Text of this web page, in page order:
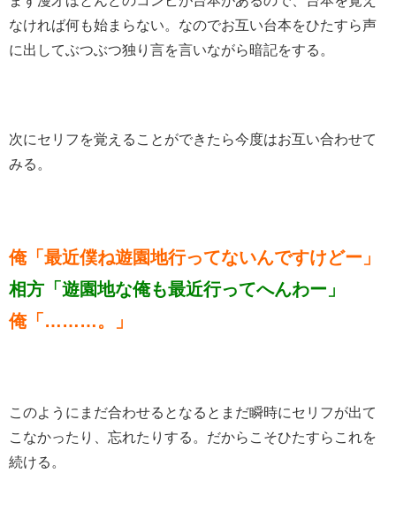
なければ何も始まらない。なのでお互い台本をひたすら声
に出してぶつぶつ独り言を言いながら暗記をする。
次にセリフを覚えることができたら今度はお互い合わせて
みる。
俺「最近僕ね遊園地行ってないんですけどー」
相方「遊園地な俺も最近行ってへんわー」
俺「………。」
このようにまだ合わせるとなるとまだ瞬時にセリフが出て
こなかったり、忘れたりする。だからこそひたすらこれを
続ける。